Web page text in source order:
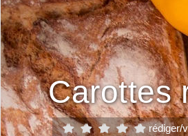
Carottes
rédiger/